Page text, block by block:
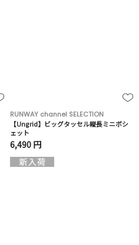
RUNWAY channel SELECTION
【Ungrid】ビッグタッセル縦長ミニポシ
ェット
6,490 円